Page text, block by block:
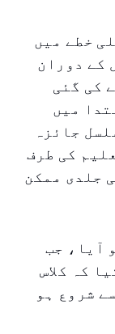
خطے میں
کے دوران
کی گئی
میں
جائزہ
کی طرف
جلدی ممکن
شام کو آیا، جب
کہ کلاس
شروع ہو